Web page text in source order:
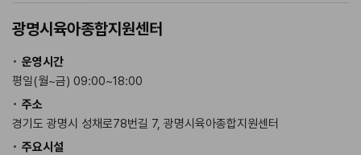
광명시육아종합지원센터
운영시간
평일(월~금) 09:00~18:00
주소
경기도 광명시 성채로78번길 7, 광명시육아종합지원센터
주요시설